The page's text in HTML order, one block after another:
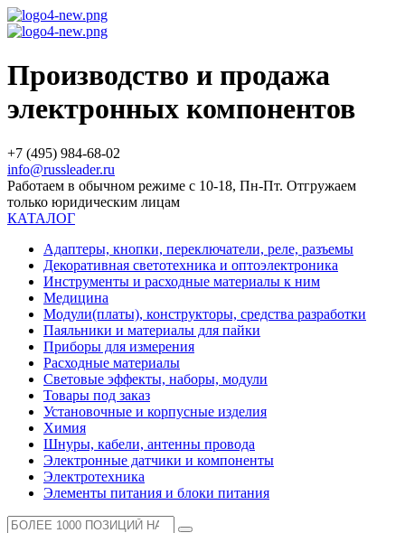
Производство и продажа
электронных компонентов
+7 (495) 984-68-02
info@russleader.ru
Работаем в обычном режиме с 10-18, Пн-Пт. Отгружаем
только юридическим лицам
КАТАЛОГ
Адаптеры, кнопки, переключатели, реле, разъемы
Декоративная светотехника и оптоэлектроника
Инструменты и расходные материалы к ним
Медицина
Модули(платы), конструкторы, средства разработки
Паяльники и материалы для пайки
Приборы для измерения
Расходные материалы
Световые эффекты, наборы, модули
Товары под заказ
Установочные и корпусные изделия
Химия
Шнуры, кабели, антенны провода
Электронные датчики и компоненты
Электротехника
Элементы питания и блоки питания